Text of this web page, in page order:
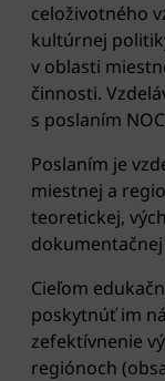
celoživotného
kultúrnej
v oblasti
činnosti.
s poslaním
Poslaním je
miestnej a
teoretickej,
Cieľom
poskytnúť im
zefektívnenie
regiónoch